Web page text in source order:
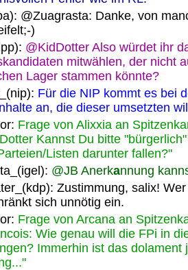
@Zuagrasta: Danke, von
)
@KidDotter Also würdet ihr
mitwählen, der nicht
Lager stammen könnte?
Für die NIP kommt es bei
an, die dieser umsetzten
Frage von Alixxia an
Kannst Du bitte
Listen darunter fallen?"
@JB Anerkannung
Zustimmung, salix!
sich unnötig ein.
Frage von Arcana an
Wie genau will die FPi in
Immerhin ist das dolament